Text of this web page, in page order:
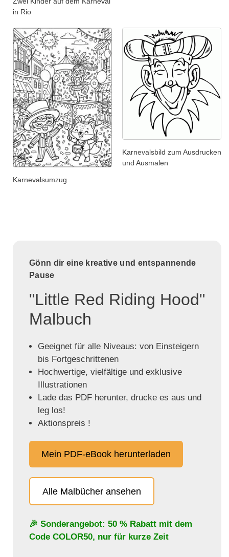
in Rio
Karnevalsumzug
Karnevalsbild zum Ausdrucken
und Ausmalen
Gönn dir eine kreative und entspannende
Pause
"Little Red Riding Hood"
Malbuch
Geeignet für alle Niveaus: von Einsteigern
bis Fortgeschrittenen
Hochwertige, vielfältige und exklusive
Illustrationen
Lade das PDF herunter, drucke es aus und
leg los!
Aktionspreis !
Mein PDF-eBook herunterladen
Alle Malbücher ansehen
🎉 Sonderangebot: 50 % Rabatt mit dem
Code COLOR50, nur für kurze Zeit